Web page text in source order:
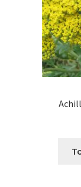
Penstemons
A tot Z